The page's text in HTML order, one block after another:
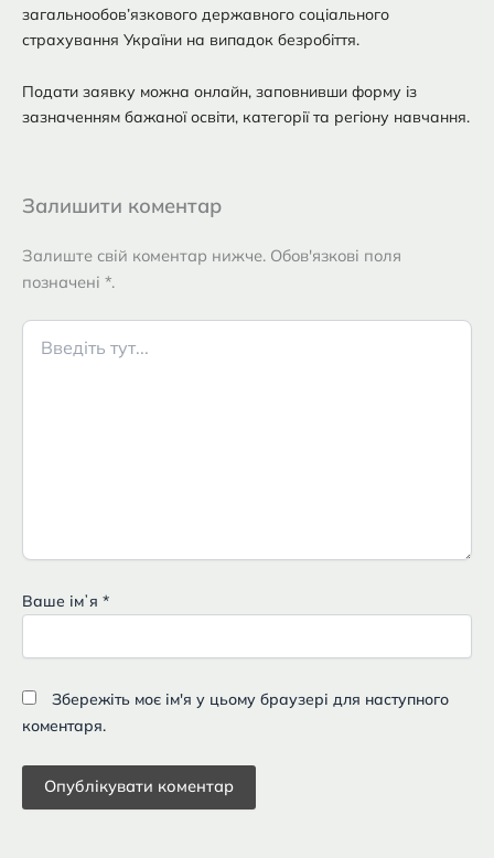
загальнообов’язкового державного соціального
страхування України на випадок безробіття.
Подати заявку можна онлайн, заповнивши форму із
зазначенням бажаної освіти, категорії та регіону навчання.
Залишити коментар
Залиште свій коментар нижче. Обов'язкові поля
позначені *.
Введіть
тут...
Ваше імʼя *
Збережіть моє ім'я у цьому браузері для наступного
коментаря.